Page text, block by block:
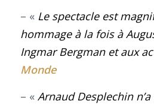
– « Le spectacle est
hommage à la fois à
Ingmar Bergman et aux
Monde
– « Arnaud Desplechin